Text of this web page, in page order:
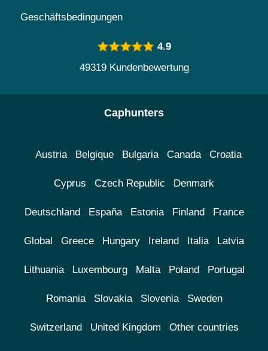
Geschäftsbedingungen
4.9
49319 Kundenbewertung
Caphunters
Austria Belgique Bulgaria Canada Croatia
Cyprus Czech Republic Denmark
Deutschland España Estonia Finland France
Global Greece Hungary Ireland Italia Latvia
Lithuania Luxembourg Malta Poland Portugal
Romania Slovakia Slovenia Sweden
Switzerland United Kingdom Other countries